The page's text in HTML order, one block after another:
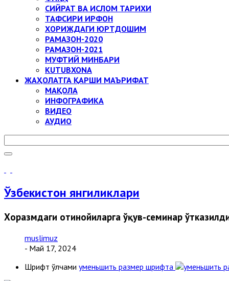
СИЙРАТ ВА ИСЛОМ ТАРИХИ
ТАФСИРИ ИРФОН
ХОРИЖДАГИ ЮРТДОШИМ
РАМАЗОН-2020
РАМАЗОН-2021
МУФТИЙ МИНБАРИ
KUTUBXONA
ЖАҲОЛАТГА ҚАРШИ МАЪРИФАТ
МАҚОЛА
ИНФОГРАФИКА
ВИДЕО
АУДИО
Ўзбекистон янгиликлари
Хоразмдаги отинойиларга ўқув-семинар
muslimuz
- Май 17, 2024
Шрифт ўлчами уменьшить размер шрифта